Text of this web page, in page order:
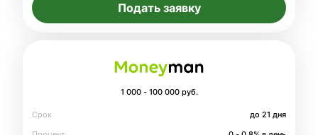
Подать заявку
1 000 - 100 000 руб.
Срок
до 21 дня